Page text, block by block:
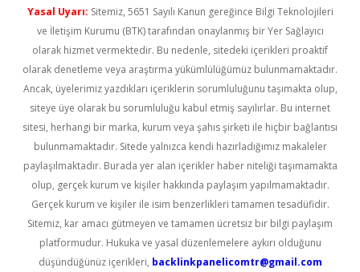
Yasal Uyarı: Sitemiz, 5651 Sayılı Kanun gereğince Bilgi Teknolojileri
ve İletişim Kurumu (BTK) tarafından onaylanmış bir Yer Sağlayıcı
olarak hizmet vermektedir. Bu nedenle, sitedeki içerikleri proaktif
olarak denetleme veya araştırma yükümlülüğümüz bulunmamaktadır.
Ancak, üyelerimiz yazdıkları içeriklerin sorumluluğunu taşımakta olup,
siteye üye olarak bu sorumluluğu kabul etmiş sayılırlar. Bu internet
sitesi, herhangi bir marka, kurum veya şahıs şirketi ile hiçbir bağlantısı
bulunmamaktadır. Sitede yalnızca kendi hazırladığımız makaleler
paylaşılmaktadır. Burada yer alan içerikler haber niteliği taşımamakta
olup, gerçek kurum ve kişiler hakkında paylaşım yapılmamaktadır.
Gerçek kurum ve kişiler ile isim benzerlikleri tamamen tesadüfidir.
Sitemiz, kar amacı gütmeyen ve tamamen ücretsiz bir bilgi paylaşım
platformudur. Hukuka ve yasal düzenlemelere aykırı olduğunu
düşündüğünüz içerikleri, backlinkpanelicomtr@gmail.com